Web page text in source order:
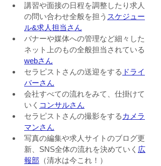
講習や面接の日程を調整したり求人
の問い合わせ全般を担う スケジュー
ル&求人担当さん
バナーや媒体への管理など細々した
ネット上のもの全般担当されている
webさん
セラピストさんの送迎をする ドライ
バーさん
会社すべての流れをみて、仕掛けて
いく コンサルさん
セラピストさんの撮影をする カメラ
マンさん
写真の編集や求人サイトのブログ更
新、SNS全体の流れを決めていく 広
報部 （清水は今これ！）